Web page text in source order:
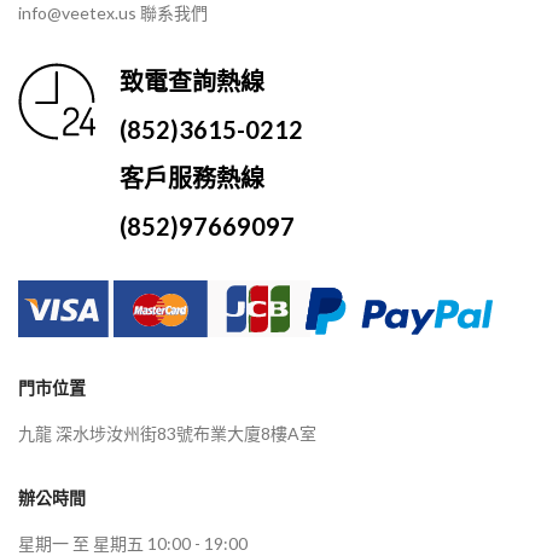
info@veetex.us 聯系我們
致電查詢熱線
(852)3615-0212
客戶服務熱線
(852)97669097
門市位置
九龍 深水埗汝州街83號布業大廈8樓A室
辦公時間
星期一 至 星期五 10:00 - 19:00